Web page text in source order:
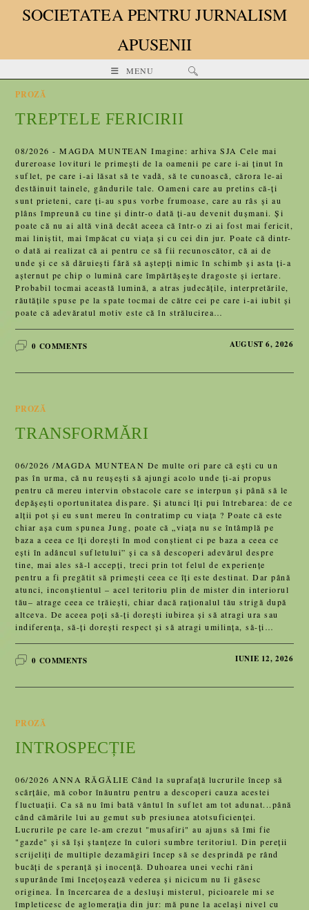
SOCIETATEA PENTRU JURNALISM
APUSENII
MENU
PROZĂ
TREPTELE FERICIRII
08/2026 - MAGDA MUNTEAN Imagine: arhiva SJA Cele mai
dureroase lovituri le primești de la oamenii pe care i-ai ținut în
suflet, pe care i-ai lăsat să te vadă, să te cunoască, cărora le-ai
destăinuit tainele, gândurile tale. Oameni care au pretins că-ți
sunt prieteni, care ți-au spus vorbe frumoase, care au râs și au
plâns împreună cu tine și dintr-o dată ți-au devenit dușmani. Și
poate că nu ai altă vină decât aceea că într-o zi ai fost mai fericit,
mai liniștit, mai împăcat cu viața și cu cei din jur. Poate că dintr-
o dată ai realizat că ai pentru ce să fii recunoscător, că ai de
unde și ce să dăruiești fără să aștepți nimic în schimb și asta ți-a
așternut pe chip o lumină care împărtășește dragoste și iertare.
Probabil tocmai această lumină, a atras judecățile, interpretările,
răutățile spuse pe la spate tocmai de către cei pe care i-ai iubit și
poate că adevăratul motiv este că în strălucirea…
0 COMMENTS AUGUST 6, 2026
PROZĂ
TRANSFORMĂRI
06/2026 /MAGDA MUNTEAN De multe ori pare că ești cu un
pas în urma, că nu reușești să ajungi acolo unde ți-ai propus
pentru că mereu intervin obstacole care se interpun și până să le
depășești oportunitatea dispare. Și atunci îți pui întrebarea: de ce
alții pot și eu sunt mereu în contratimp cu viața ? Poate că este
chiar așa cum spunea Jung, poate că „viața nu se întâmplă pe
baza a ceea ce îți dorești în mod conștient ci pe baza a ceea ce
ești în adâncul sufletului” și ca să descoperi adevărul despre
tine, mai ales să-l accepți, treci prin tot felul de experiențe
pentru a fi pregătit să primești ceea ce îți este destinat. Dar până
atunci, inconștientul – acel teritoriu plin de mister din interiorul
tău– atrage ceea ce trăiești, chiar dacă raționalul tău strigă după
altceva. De aceea poți să-ți dorești iubirea și să atragi ura sau
indiferența, să-ți dorești respect și să atragi umilința, să-ți…
0 COMMENTS IUNIE 12, 2026
PROZĂ
INTROSPECȚIE
06/2026 ANNA RĂGĂLIE Când la suprafață lucrurile încep să
scârțâie, mă cobor înăuntru pentru a descoperi cauza acestei
fluctuații. Ca să nu îmi bată vântul în suflet am tot adunat...până
când cămările lui au gemut sub presiunea atotsuficienței.
Lucrurile pe care le-am crezut "musafiri" au ajuns să îmi fie
"gazde" și să își ștanțeze în culori sumbre teritoriul. Din pereții
scrijeliți de multiple dezamăgiri încep să se desprindă pe rând
bucăți de speranță și inocență. Duhoarea unei vechi răni
supurânde îmi încețoșează vederea și nicicum nu îi găsesc
originea. În încercarea de a desluși misterul, picioarele mi se
împleticesc de aglomerația din jur: mă pune la același nivel cu